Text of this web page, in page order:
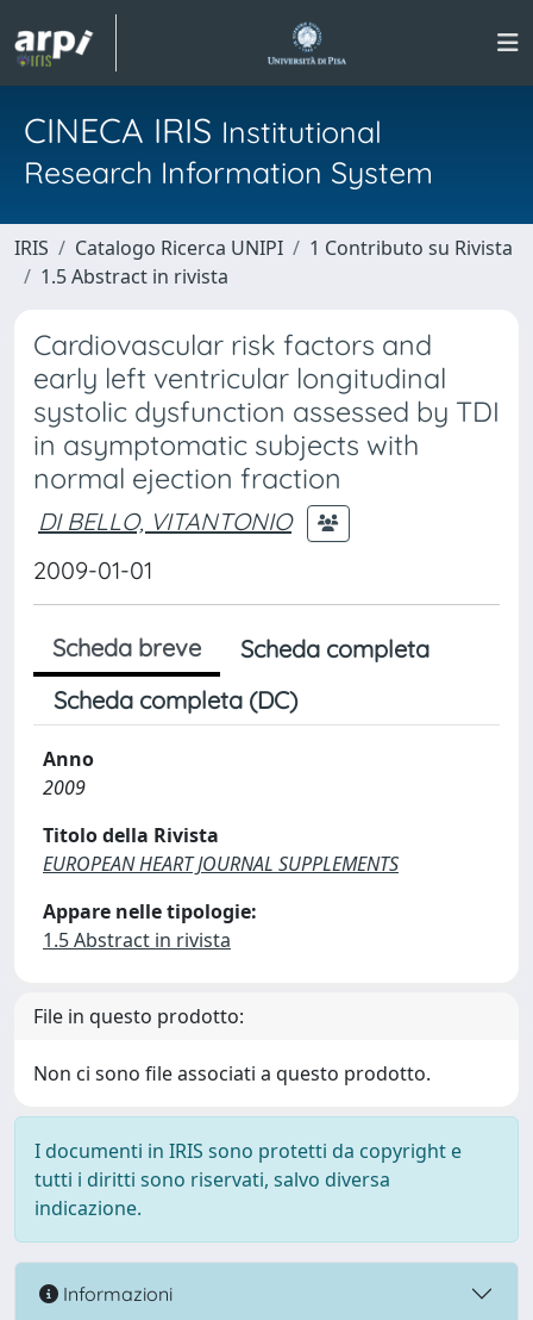
CINECA IRIS Institutional
Research Information System
IRIS Catalogo Ricerca UNIPI
1 Contributo su Rivista
1.5 Abstract in rivista
Cardiovascular risk factors and
early left ventricular longitudinal
systolic dysfunction assessed by TDI
in asymptomatic subjects with
normal ejection fraction
DI BELLO, VITANTONIO
2009-01-01
Scheda breve
Scheda completa
Scheda completa (DC)
Anno
2009
Titolo della Rivista
EUROPEAN HEART JOURNAL SUPPLEMENTS
Appare nelle tipologie:
1.5 Abstract in rivista
File in questo prodotto:
Non ci sono file associati a questo prodotto.
I documenti in IRIS sono protetti da copyright e
tutti i diritti sono riservati, salvo diversa
indicazione.
Informazioni